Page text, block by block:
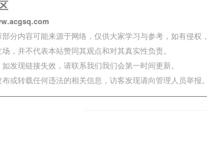
分内容可能来源于网络，仅供大家学习与参考，如有侵权
，并不代表本站赞同其观点和对其真实性负责。
发现链接失效，请联系我们我们会第一时间更新。
或转载任何违法的相关信息，访客发现请向管理人员举报。